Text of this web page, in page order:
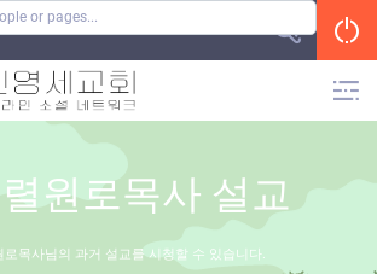
원로목사 설교
로목사님의 과거 설교를 시청할 수 있습니다.